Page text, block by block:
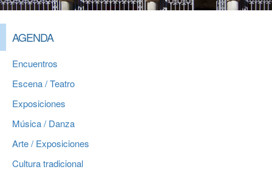
AGENDA
Encuentros
Escena / Teatro
Exposiciones
Música / Danza
Arte / Exposiciones
Cultura tradicional